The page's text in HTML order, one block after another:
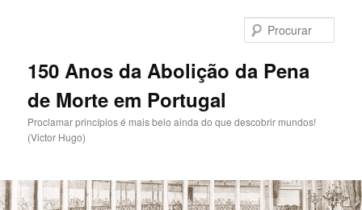
primário150 Anos da Abolição da Pena
de Morte em Portugal
Proclamar princípios é mais belo ainda do que descobrir mundos!
(Victor Hugo)